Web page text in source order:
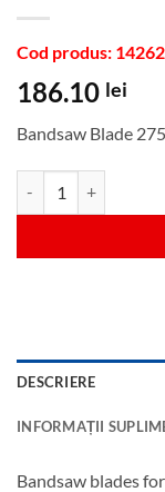
Cod produs: 14262
186.10 lei
Bandsaw Blade
DESCRIERE
INFORMAȚII
Bandsaw blades